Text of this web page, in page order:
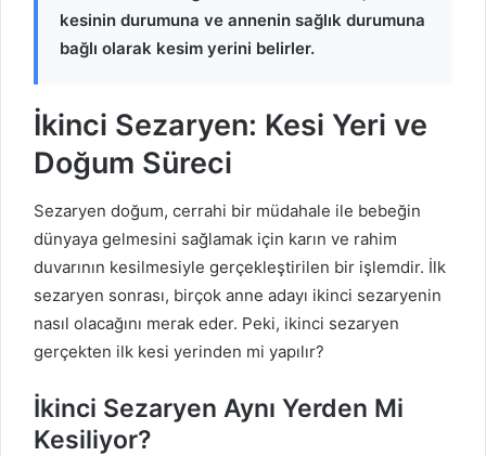
kesinin durumuna ve annenin sağlık durumuna
bağlı olarak kesim yerini belirler.
İkinci Sezaryen: Kesi Yeri ve
Doğum Süreci
Sezaryen doğum, cerrahi bir müdahale ile bebeğin
dünyaya gelmesini sağlamak için karın ve rahim
duvarının kesilmesiyle gerçekleştirilen bir işlemdir. İlk
sezaryen sonrası, birçok anne adayı ikinci sezaryenin
nasıl olacağını merak eder. Peki, ikinci sezaryen
gerçekten ilk kesi yerinden mi yapılır?
İkinci Sezaryen Aynı Yerden Mi
Kesiliyor?